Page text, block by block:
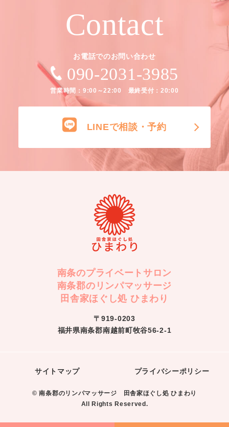
Contact
お電話でのお問い合わせ
090-2031-3985
営業時間：9:00～22:00 最終受付：20:00
LINEで相談・予約
南条のプライベートサロン
南条郡のリンパマッサージ
田舎家ほぐし処 ひまわり
〒919-0203
福井県南条郡南越前町牧谷56-2-1
サイトマップ プライバシーポリシー
© 南条郡のリンパマッサージ 田舎家ほぐし処 ひまわり
All Rights Reserved.